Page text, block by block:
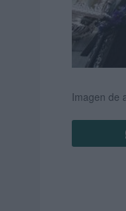
Imagen de